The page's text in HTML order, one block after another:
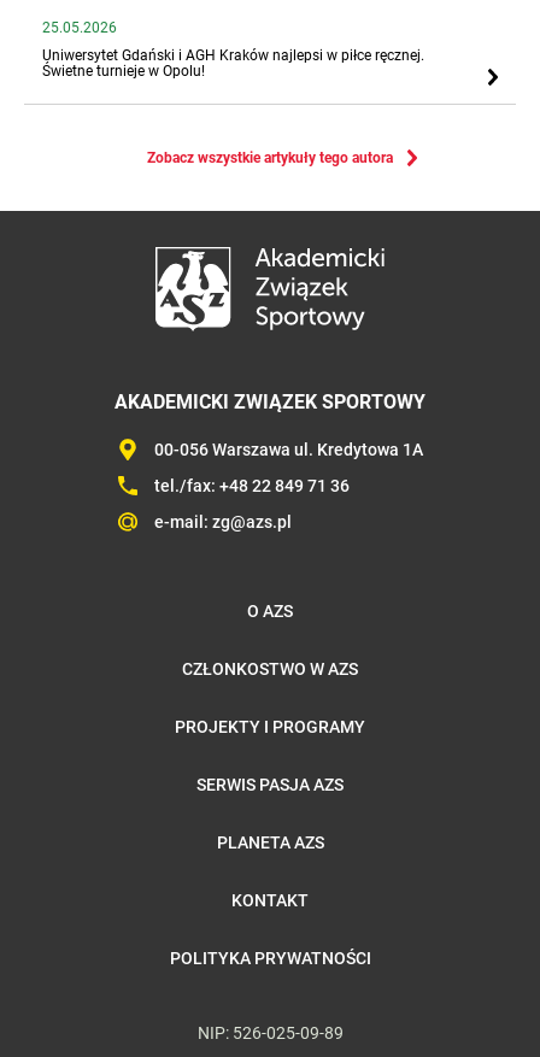
25.05.2026
Uniwersytet Gdański i AGH Kraków najlepsi w piłce ręcznej.
Świetne turnieje w Opolu!
Zobacz wszystkie artykuły tego autora
AKADEMICKI ZWIĄZEK SPORTOWY
00-056 Warszawa ul. Kredytowa 1A
tel./fax: +48 22 849 71 36
e-mail: zg@azs.pl
O AZS
CZŁONKOSTWO W AZS
PROJEKTY I PROGRAMY
SERWIS PASJA AZS
PLANETA AZS
KONTAKT
POLITYKA PRYWATNOŚCI
NIP: 526-025-09-89